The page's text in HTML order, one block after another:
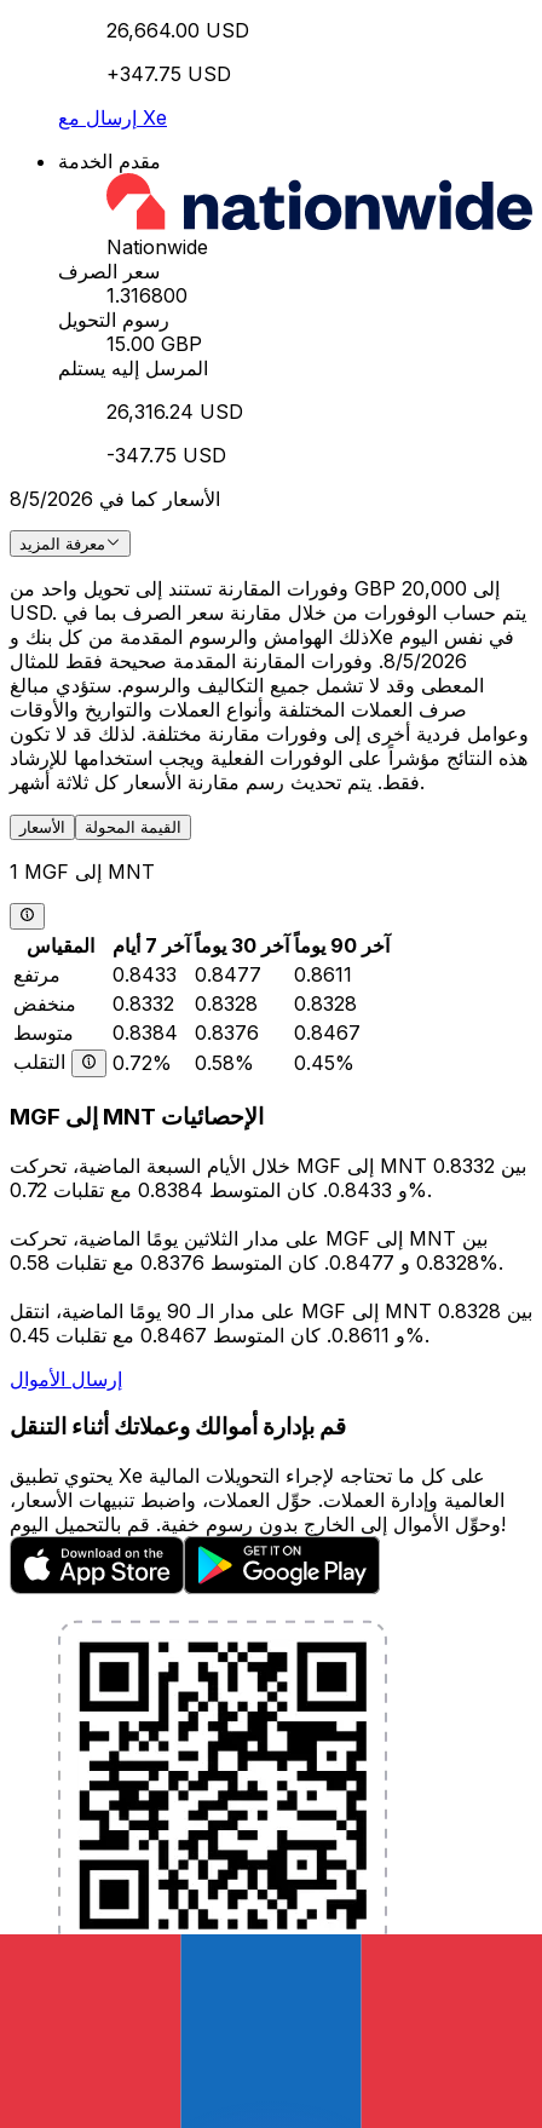
26,664.00 USD
+347.75 USD
إرسال مع Xe
مقدم الخدمة
Nationwide
سعر الصرف
1.316800
رسوم التحويل
15.00 GBP
المرسل إليه يستلم
26,316.24 USD
-347.75 USD
الأسعار كما في 8/5/2026
معرفة المزيد
وفورات المقارنة تستند إلى تحويل واحد من GBP 20,000 إلى
USD. يتم حساب الوفورات من خلال مقارنة سعر الصرف بما في
ذلك الهوامش والرسوم المقدمة من كل بنك وXe في نفس اليوم
8/5/2026. وفورات المقارنة المقدمة صحيحة فقط للمثال
المعطى وقد لا تشمل جميع التكاليف والرسوم. ستؤدي مبالغ
صرف العملات المختلفة وأنواع العملات والتواريخ والأوقات
وعوامل فردية أخرى إلى وفورات مقارنة مختلفة. لذلك قد لا تكون
هذه النتائج مؤشراً على الوفورات الفعلية ويجب استخدامها للإرشاد
فقط. يتم تحديث رسم مقارنة الأسعار كل ثلاثة أشهر.
الأسعار القيمة المحولة
1 MGF إلى MNT
المقياس آخر 7 أيام آخر 30 يوماً
آخر 90 يوماً
مرتفع
0.8433 0.8477
0.8611
منخفض
0.8332 0.8328
0.8328
متوسط
0.8384 0.8376
0.8467
التقلب
0.72% 0.58% 0.45%
MGF إلى MNT الإحصائيات
خلال الأيام السبعة الماضية، تحركت MGF إلى MNT بين 0.8332
و 0.8433. كان المتوسط 0.8384 مع تقلبات 0.72%.
على مدار الثلاثين يومًا الماضية، تحركت MGF إلى MNT بين
0.8328 و 0.8477. كان المتوسط 0.8376 مع تقلبات 0.58%.
على مدار الـ 90 يومًا الماضية، انتقل MGF إلى MNT بين 0.8328
و 0.8611. كان المتوسط 0.8467 مع تقلبات 0.45%.
إرسال الأموال
قم بإدارة أموالك وعملاتك أثناء التنقل
يحتوي تطبيق Xe على كل ما تحتاجه لإجراء التحويلات المالية
العالمية وإدارة العملات. حوِّل العملات، واضبط تنبيهات الأسعار،
وحوِّل الأموال إلى الخارج بدون رسوم خفية. قم بالتحميل اليوم!